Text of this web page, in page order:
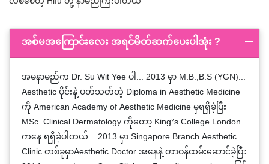
အစ်မအကြောင်းလေး အရင်မိတ်ဆက်ပေးပါအုံး ?
အမနာမည်က Dr. Su Wit Yee ပါ... 2013 မှာ M.B.,B.S (YGN)...
Aesthetic ပိုင်းနဲ့ ပတ်သတ်တဲ့ Diploma in Aesthetic Medicine
ကို American Academy of Aesthetic Medicine မှရရှိခဲ့ပြီး
MSc. Clinical Dermatology ကိုတော့ King’s College London
ကနေ ရရှိခဲ့ပါတယ်... 2013 မှာ Singapore Branch Aesthetic
Clinic တစ်ခုမှာAesthetic Doctor အနေနဲ့ တာဝန်ထမ်းဆောင်ခဲ့ပြီး